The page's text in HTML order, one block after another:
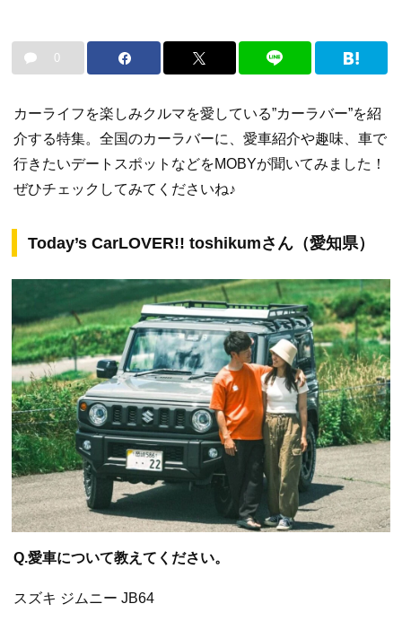
0
カーライフを楽しみクルマを愛している”カーラバー”を紹
介する特集。全国のカーラバーに、愛車紹介や趣味、車で
行きたいデートスポットなどをMOBYが聞いてみました！
ぜひチェックしてみてくださいね♪
Today’s CarLOVER!! toshikumさん（愛知県）
Q.愛車について教えてください。
スズキ ジムニー JB64